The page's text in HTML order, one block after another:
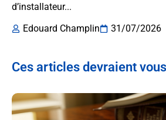
d’installateur...
Edouard Champlin
31/07/2026
Ces articles devraient